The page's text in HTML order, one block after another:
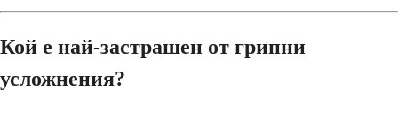
Кой е най-застрашен от грипни
усложнения?